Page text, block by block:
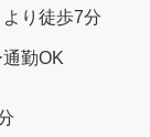
り徒歩7分
勤OK